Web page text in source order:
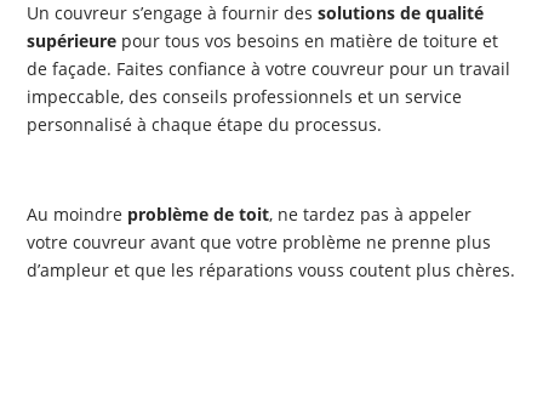
Un couvreur s’engage à fournir dessolutions de qualité
supérieure pour tous vos besoins en matière de toiture et
de façade. Faites confiance à votre couvreur pour un travail
impeccable, des conseils professionnels et un service
personnalisé à chaque étape du processus.
Au moindre problème de toit, ne tardez pas à appeler
votre couvreur avant que votre problème ne prenne plus
d’ampleur et que les réparations vouss coutent plus chères.